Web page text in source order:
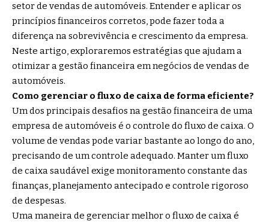
setor de vendas de automóveis. Entender e aplicar os
princípios financeiros corretos, pode fazer toda a
diferença na sobrevivência e crescimento da empresa.
Neste artigo, exploraremos estratégias que ajudam a
otimizar a gestão financeira em negócios de vendas de
automóveis.
Como gerenciar o fluxo de caixa de forma eficiente?
Um dos principais desafios na gestão financeira de uma
empresa de automóveis é o controle do fluxo de caixa. O
volume de vendas pode variar bastante ao longo do ano,
precisando de um controle adequado. Manter um fluxo
de caixa saudável exige monitoramento constante das
finanças, planejamento antecipado e controle rigoroso
de despesas.
Uma maneira de gerenciar melhor o fluxo de caixa é